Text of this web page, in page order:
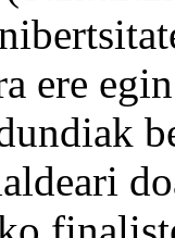
ere